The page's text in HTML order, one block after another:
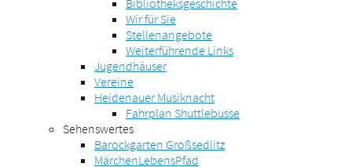
Bibliotheksgeschichte
Wir für Sie
Stellenangebote
Weiterführende Links
Jugendhäuser
Vereine
Heidenauer Musiknacht
Fahrplan Shuttlebusse
Sehenswertes
Barockgarten Großsedlitz
MärchenLebensPfad